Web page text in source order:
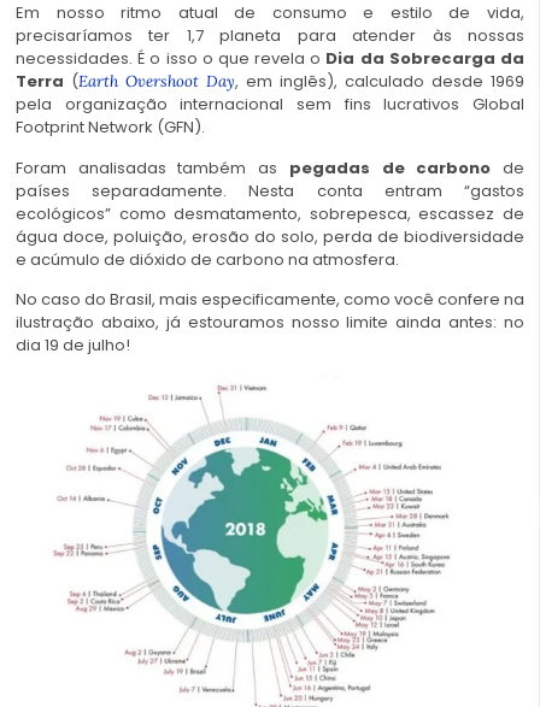
Em nosso ritmo atual de consumo e estilo de vida,
precisaríamos ter 1,7 planeta para atender às nossas
necessidades. É o isso o que revela o Dia da Sobrecarga da
Terra (Earth Overshoot Day, em inglês), calculado desde 1969
pela organização internacional sem fins lucrativos Global
Footprint Network (GFN).
Foram analisadas também as pegadas de carbono de
países separadamente. Nesta conta entram “gastos
ecológicos” como desmatamento, sobrepesca, escassez de
água doce, poluição, erosão do solo, perda de biodiversidade
e acúmulo de dióxido de carbono na atmosfera.
No caso do Brasil, mais especificamente, como você confere na
ilustração abaixo, já estouramos nosso limite ainda antes: no
dia 19 de julho!